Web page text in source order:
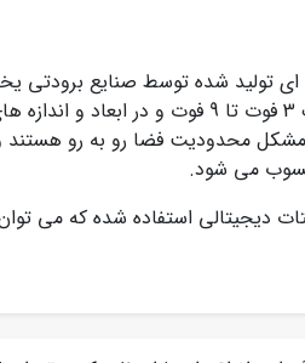
ای تولید شده توسط صنایع برودتی
می باشد که در گنجایش های مختلف 3 فوت تا 9
محدودیت فضا رو به رو هستند
می شود.
دیجیتالی استفاده شده که می